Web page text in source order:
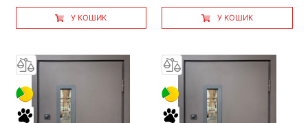
У КОШИК У КОШИК